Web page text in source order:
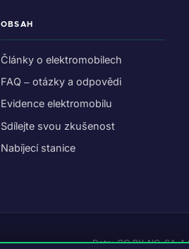
OBSAH
Články o elektromobilech
FAQ – otázky a odpovědi
Evidence elektromobilu
Sdílejte svou zkušenost
Nabíjecí stanice
Data:CC BY-NC-SA